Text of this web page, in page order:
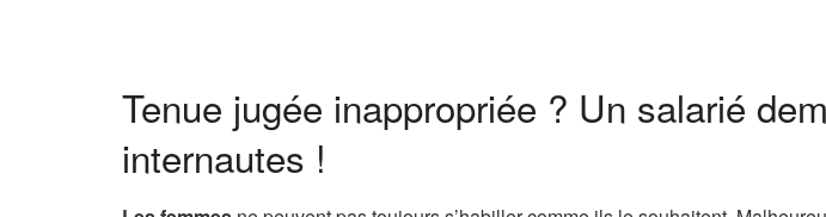
Tenue jugée inappropriée ? Un salarié
internautes !